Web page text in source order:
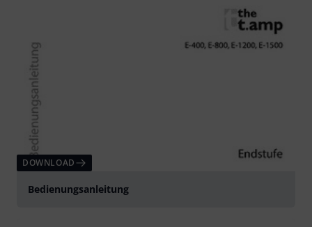
DOWNLOAD
Bedienungsanleitung